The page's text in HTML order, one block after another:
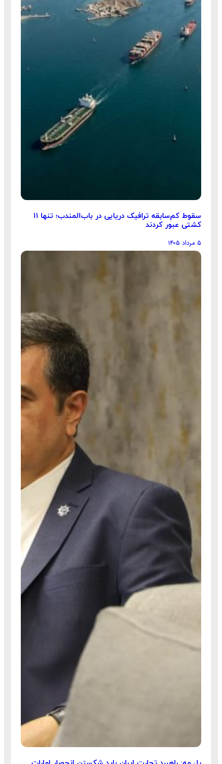
سقوط کم‌سابقه ترافیک دریایی در باب‌المندب؛ تنها ۱۱
کشتی عبور کردند
۵ مرداد ۱۴۰۵